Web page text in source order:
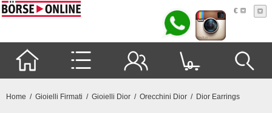
€
0
Home / Gioielli Firmati / Gioielli Dior / Orecchini Dior / Dior Earrings